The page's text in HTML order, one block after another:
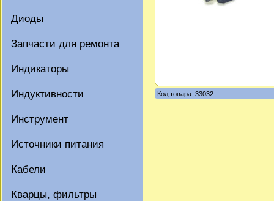
Диоды
Запчасти для ремонта
Индикаторы
Индуктивности
Инструмент
Источники питания
Кабели
Кварцы, фильтры
Код товара: 33032